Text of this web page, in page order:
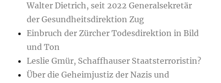
Walter Dietrich, seit 2022 Generalsekretär
der Gesundheitsdirektion Zug
Einbruch der Zürcher Todesdirektion in Bild
und Ton
Leslie Gmür, Schaffhauser Staatsterroristin?
Über die Geheimjustiz der Nazis und